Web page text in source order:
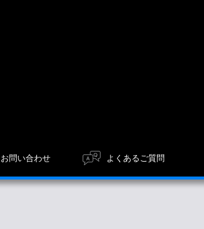
お問い合わせ よくあるご質問